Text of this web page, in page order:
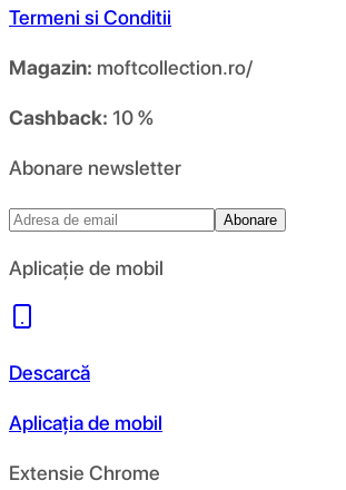
Termeni si Conditii
Magazin: moftcollection.ro/
Cashback: 10 %
Abonare newsletter
Abonare
Aplicație de mobil
Descarcă
Aplicația de mobil
Extensie Chrome